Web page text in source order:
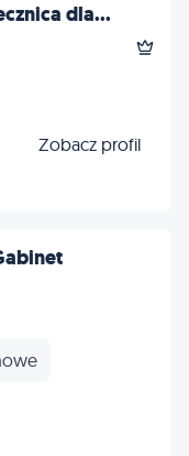
dla...
Zobacz profil